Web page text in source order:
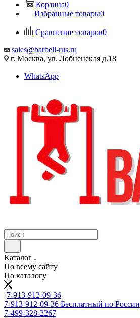
Корзина0
Избранные товары0
Сравнение товаров0
sales@barbell-rus.ru
г. Москва, ул. Лобненская д.18
WhatsApp
Каталог
По всему сайту
По каталогу
7-913-912-09-36
7-913-912-09-36 Бесплатный по России
7-499-328-2267